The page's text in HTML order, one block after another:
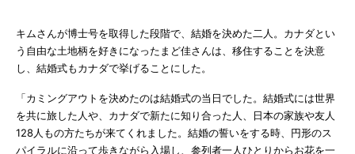
キムさんが博士号を取得した段階で、結婚を決めた二人。カナダとい
う自由な土地柄を好きになったまど佳さんは、移住することを決意
し、結婚式もカナダで挙げることにした。
「カミングアウトを決めたのは結婚式の当日でした。結婚式には世界
を共に旅した人や、カナダで新たに知り合った人、日本の家族や友人
128人もの方たちが来てくれました。結婚の誓いをする時、円形のス
パイラルに沿って歩きながら入場し、参列者一人ひとりからお花を一